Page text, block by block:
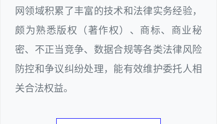
网领域积累了丰富的技术和法律实务经验，
颇为熟悉版权（著作权）、商标、商业秘
密、不正当竞争、数据合规等各类法律风险
防控和争议纠纷处理，能有效维护委托人相
关合法权益。